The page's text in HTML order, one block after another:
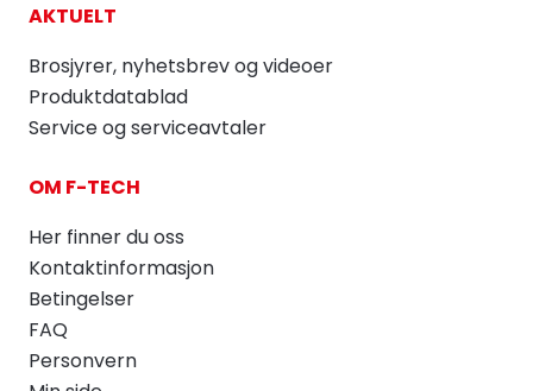
AKTUELT
Brosjyrer, nyhetsbrev og videoer
Produktdatablad
Service og serviceavtaler
OM F-TECH
Her finner du oss
Kontaktinformasjon
Betingelser
FAQ
Personvern